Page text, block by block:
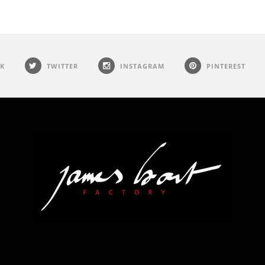
TWITTER INSTAGRAM PINTEREST